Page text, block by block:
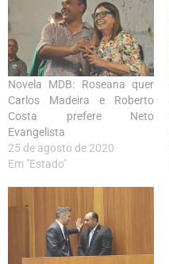
Novela MDB: Roseana quer
Carlos Madeira e Roberto
Costa prefere Neto
Evangelista
25 de agosto de 2020
Em "Estado"